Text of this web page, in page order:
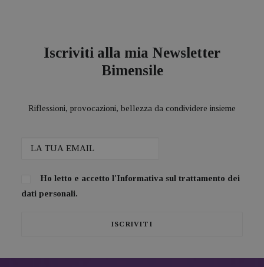
Iscriviti alla mia Newsletter
Bimensile
Riflessioni, provocazioni, bellezza da condividere insieme
Ho letto e accetto l'Informativa sul trattamento dei
dati personali.